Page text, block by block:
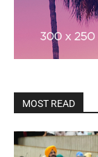
MOST READ